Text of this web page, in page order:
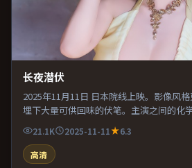
长夜潜伏
2025年11月11日 日本院线上映。影像风
埋下大量可供回味的伏笔。主演之间的化
张力贯穿全片。既有类型片爽感，也保留
俗。
21.1K 2025-11-11
6.3
高清